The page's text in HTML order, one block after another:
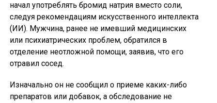
начал употреблять бромид натрия вместо соли,
следуя рекомендациям искусственного интеллекта
(ИИ). Мужчина, ранее не имевший медицинских
или психиатрических проблем, обратился в
отделение неотложной помощи, заявив, что его
отравил сосед.
Изначально он не сообщил о приеме каких-либо
препаратов или добавок, а обследование не